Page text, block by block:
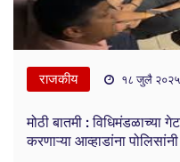
राजकीय १८ जुलै २०२५
मोठी बातमी : विधिमंडळाच्या
करणाऱ्या आव्हाडांना